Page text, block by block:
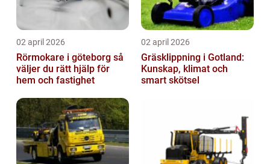
02 april 2026
Rörmokare i göteborg så
väljer du rätt hjälp för
hem och fastighet
02 april 2026
Gräsklippning i Gotland:
Kunskap, klimat och
smart skötsel